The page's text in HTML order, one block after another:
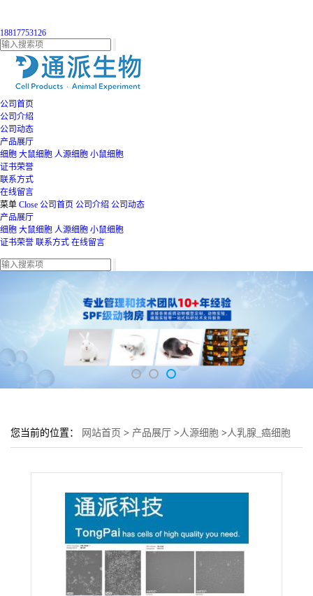
18817753126
公司首页
公司介绍
公司动态
产品展厅
细胞 大鼠细胞 人源细胞 小鼠细胞
证书荣誉
联系方式
在线留言
菜单 Close 公司首页 公司介绍 公司动态
产品展厅
细胞 大鼠细胞 人源细胞 小鼠细胞
证书荣誉 联系方式 在线留言
您当前的位置： 网站首页 > 产品展厅 >人源细胞 >人乳腺_癌细胞